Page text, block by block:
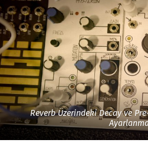
Reverb Üzerindeki Decay ve